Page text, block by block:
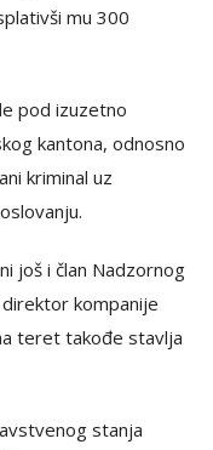
mu 300
pod izuzetno
kantona, odnosno
kriminal uz
još i član Nadzornog
kompanije
teret takođe stavlja
stanja